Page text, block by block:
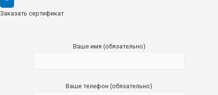
Заказать сертификат
Ваше имя (обязательно)
Ваше телефон (обязательно)